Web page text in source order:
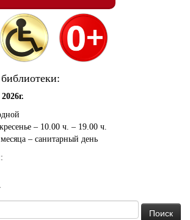
– 10.00 ч. – 19.00 ч.
– санитарный день